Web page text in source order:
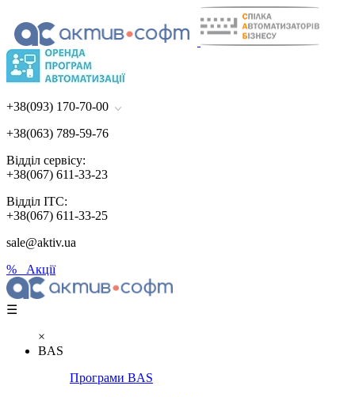
+38(093) 170-70-00
+38(063) 789-59-76
Відділ сервісу:
+38(067) 611-33-23
Відділ ІТС:
+38(067) 611-33-25
sale@aktiv.ua
% Акції
☰
×
BAS
Програми BAS